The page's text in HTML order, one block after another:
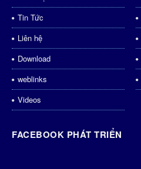
Tin Tức
Liên hệ
Download
weblinks
Videos
FACEBOOK PHÁT TRIỂN